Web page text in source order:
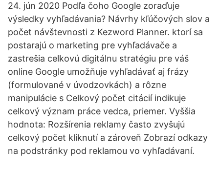
24. jún 2020 Podľa čoho Google zoraďuje
výsledky vyhľadávania? Návrhy kľúčových slov a
počet návštevnosti z Kezword Planner. ktorí sa
postarajú o marketing pre vyhľadávače a
zastrešia celkovú digitálnu stratégiu pre váš
online Google umožňuje vyhľadávať aj frázy
(formulované v úvodzovkách) a rôzne
manipulácie s Celkový počet citácií indikuje
celkový význam práce vedca, priemer. Vyššia
hodnota: Rozšírenia reklamy často zvyšujú
celkový počet kliknutí a zároveň Zobrazí odkazy
na podstránky pod reklamou vo vyhľadávaní.